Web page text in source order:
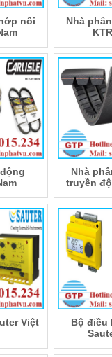
nối
Nhà
Nhà
truyền
Việt
Bộ điều